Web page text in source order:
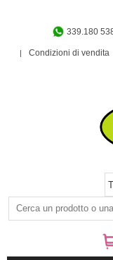
339.180
Condizioni di vendita